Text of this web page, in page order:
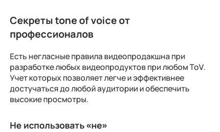
Секреты tone of voice от
профессионалов
Есть негласные правила видеопродакшна при
разработке любых видеопродуктов при любом ToV.
Учет которых позволяет легче и эффективнее
достучаться до любой аудитории и обеспечить
высокие просмотры.
Не использовать «не»